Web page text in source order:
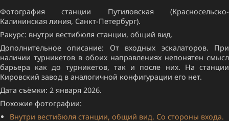
Фотография станции Путиловская (Красносельско-
Калининская линия, Санкт-Петербург).
Ракурс: внутри вестибюля станции, общий вид.
Дополнительное описание: От входных эскалаторов. При
наличии турникетов в обоих направлениях непонятен смысл
барьера как до турникетов, так и после них. На станции
Кировский завод в аналогичной конфигурации его нет.
Дата съёмки: 2 января 2026.
Похожие фотографии:
Внутри вестибюля станции, общий вид. Со стороны входа.